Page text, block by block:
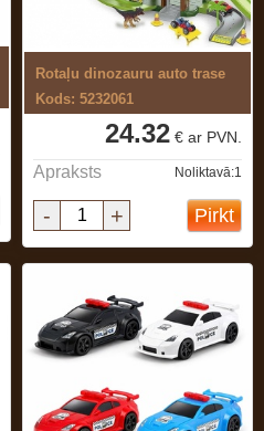
Rotaļu dinozauru auto trase
Kods: 5232061
24.32 € ar PVN.
Apraksts Noliktavā:1
- + Pirkt